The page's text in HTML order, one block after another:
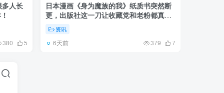
多人长
380 5
日本漫画《身为魔族的我》纸质书突然断
更，出版社这一刀让收藏党和老粉都真慌
了起来！
资讯
6天前 379 7